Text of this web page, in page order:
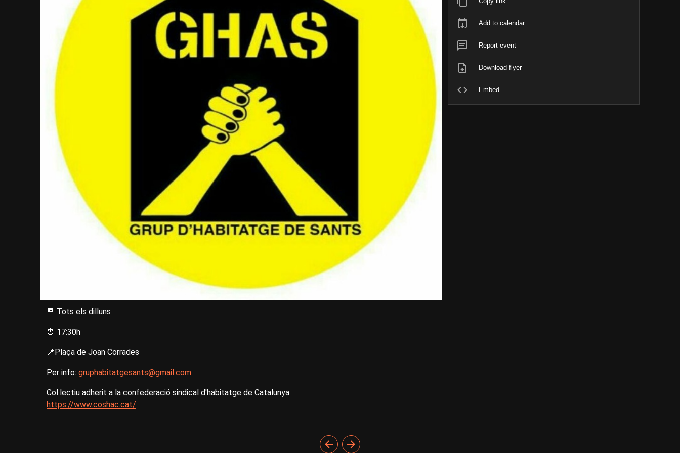
📆 Tots els dilluns
⏰ 17:30h
📍Plaça de Joan Corrades
Per info: gruphabitatgesants@gmail.com
Col·lectiu adherit a la confederació sindical d'habitatge de Catalunya
https://www.coshac.cat/
Add to calendar
Report event
Download flyer
Embed